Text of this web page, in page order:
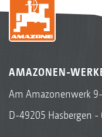
AMAZONEN-
Am Amazonenwerk
D-49205 Hasbergen -